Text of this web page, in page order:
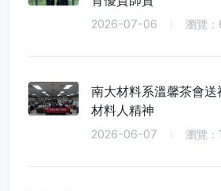
2026-07-06 瀏覽
南大材料系溫馨茶會
材料人精神
2026-06-07 瀏覽：